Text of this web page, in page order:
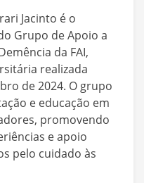
Jacinto é o
Grupo de Apoio a
da FAI,
realizada
de 2024. O grupo
e educação em
promovendo
e apoio
pelo cuidado às